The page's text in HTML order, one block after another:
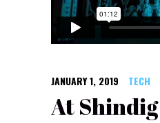
JANUARY 1, 2019 TECH
At